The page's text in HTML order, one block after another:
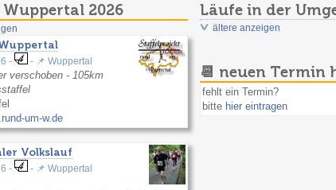
2026
- - 📌 Wuppertal
verschoben - 105km
um-w.de
Volkslauf
- - 📌 Wuppertal
Läufe in der
ältere anzeigen
📆 neuen Termin
fehlt ein Termin?
bitte hier eintragen